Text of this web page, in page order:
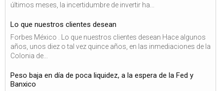
últimos meses, la incertidumbre de invertir ha...
Lo que nuestros clientes desean
Forbes México . Lo que nuestros clientes desean Hace algunos
años, unos diez o tal vez quince años, en las inmediaciones de la
Colonia de...
Peso baja en día de poca liquidez, a la espera de la Fed y
Banxico